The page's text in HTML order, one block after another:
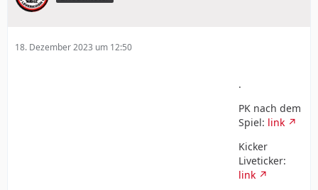
18. Dezember 2023 um 12:50
.
PK nach dem
Spiel: link
Kicker
Liveticker:
link